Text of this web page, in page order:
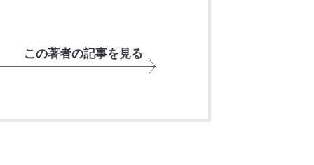
この著者の記事を見る